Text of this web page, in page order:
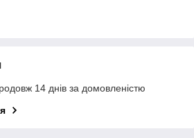
14 днів за домовленістю